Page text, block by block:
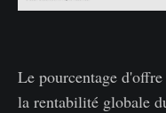
Le pourcentage
la rentabilité globale